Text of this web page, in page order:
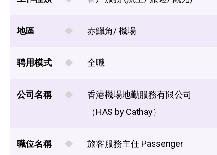
地區 赤鱲角/ 機場
聘用模式 全職
公司名稱
香港機場地勤服務有限公司
（HAS by Cathay）
職位名稱
旅客服務主任 Passenger